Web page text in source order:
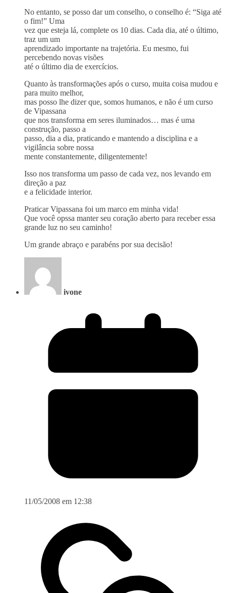
No entanto, se posso dar um conselho, o conselho é: “Siga até
o fim!” Uma
vez que esteja lá, complete os 10 dias. Cada dia, até o último,
traz um um
aprendizado importante na trajetória. Eu mesmo, fui
percebendo novas visões
até o último dia de exercícios.
Quanto às transformações após o curso, muita coisa mudou e
para muito melhor,
mas posso lhe dizer que, somos humanos, e não é um curso
de Vipassana
que nos transforma em seres iluminados… mas é uma
construção, passo a
passo, dia a dia, praticando e mantendo a disciplina e a
vigilância sobre nossa
mente constantemente, diligentemente!
Isso nos transforma um passo de cada vez, nos levando em
direção a paz
e a felicidade interior.
Praticar Vipassana foi um marco em minha vida!
Que você opssa manter seu coração aberto para receber essa
grande luz no seu caminho!
Um grande abraço e parabéns por sua decisão!
ivone
11/05/2008 em 12:38